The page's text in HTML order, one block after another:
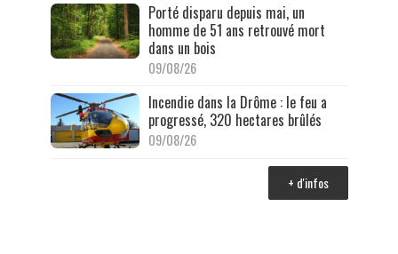
Porté disparu depuis mai, un
homme de 51 ans retrouvé mort
dans un bois
09/08/26
Incendie dans la Drôme : le feu a
progressé, 320 hectares brûlés
09/08/26
+ d'infos